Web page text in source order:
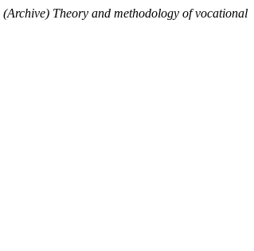
(Archive) Theory and methodology of vocational